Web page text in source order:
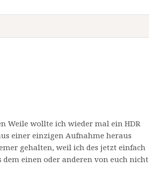
Weile wollte ich wieder mal ein HDR
einer einzigen Aufnahme heraus
gehalten, weil ich des jetzt einfach
einen oder anderen von euch nicht